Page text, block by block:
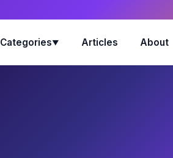
Categories▼ Articles About